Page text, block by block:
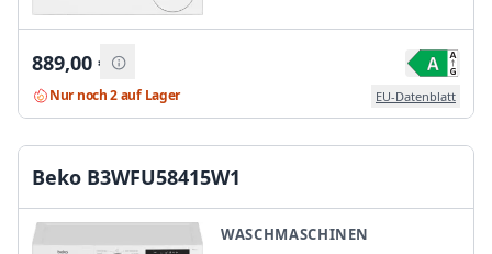
889,00 €
Nur noch 2 auf Lager EU-Datenblatt
Beko B3WFU58415W1
WASCHMASCHINEN